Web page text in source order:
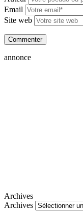
Email
Site web
annonce
Archives
Archives